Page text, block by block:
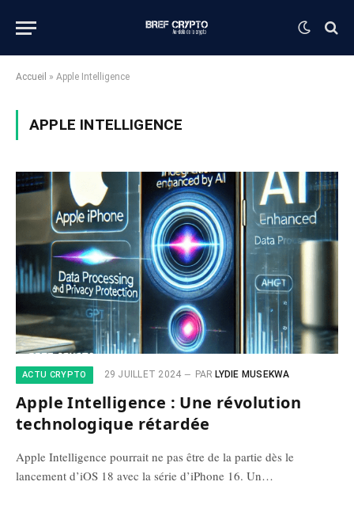
Accueil » Apple Intelligence
APPLE INTELLIGENCE
ACTU CRYPTO 29 JUILLET 2024 PAR LYDIE MUSEKWA
Apple Intelligence : Une révolution
technologique rétardée
Apple Intelligence pourrait ne pas être de la partie dès le
lancement d’iOS 18 avec la série d’iPhone 16. Un…